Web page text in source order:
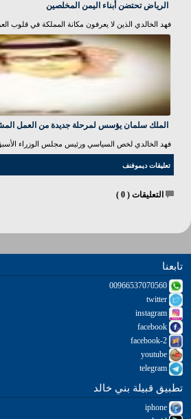
الرياض تحتضن أبناء اليمن المخلصين
فهد الخالدي الذين لا يعرفون مكانة المملكة في قلوب
الملك سلمان يؤسس لمرحلة جديدة من العمل
فهد الخالدي لخص السياسي ورئيس مجلس الوزراء
تعليقات ديموفنف
التعليقات ( 0
)
تابعنا
تطبيق قبيلة بني خالد